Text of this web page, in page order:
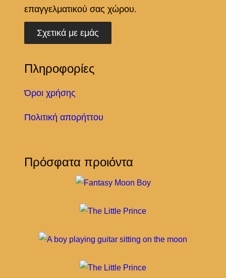
επαγγελματικού σας χώρου.
Σχετικά με εμάς
Πληροφορίες
Όροι χρήσης
Πολιτική απορήττου
Πρόσφατα προιόντα